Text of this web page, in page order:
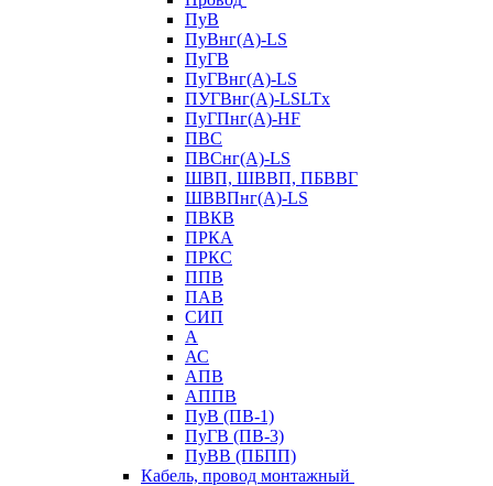
ПуВ
ПуВнг(А)-LS
ПуГВ
ПуГВнг(А)-LS
ПУГВнг(А)-LSLTx
ПуГПнг(А)-HF
ПВС
ПВСнг(А)-LS
ШВП, ШВВП, ПБВВГ
ШВВПнг(А)-LS
ПВКВ
ПРКА
ПРКС
ППВ
ПАВ
СИП
А
АС
АПВ
АППВ
ПуВ (ПВ-1)
ПуГВ (ПВ-3)
ПуВВ (ПБПП)
Кабель, провод монтажный